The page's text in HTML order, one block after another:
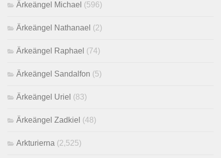
Ärkeängel Michael (596)
Ärkeängel Nathanael (2)
Ärkeängel Raphael (74)
Ärkeängel Sandalfon (5)
Ärkeängel Uriel (83)
Ärkeängel Zadkiel (48)
Arkturierna (2,525)